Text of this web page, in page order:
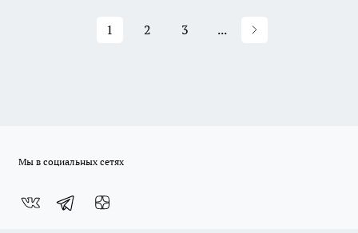
1 2 3 ...
Мы в социальных сетях